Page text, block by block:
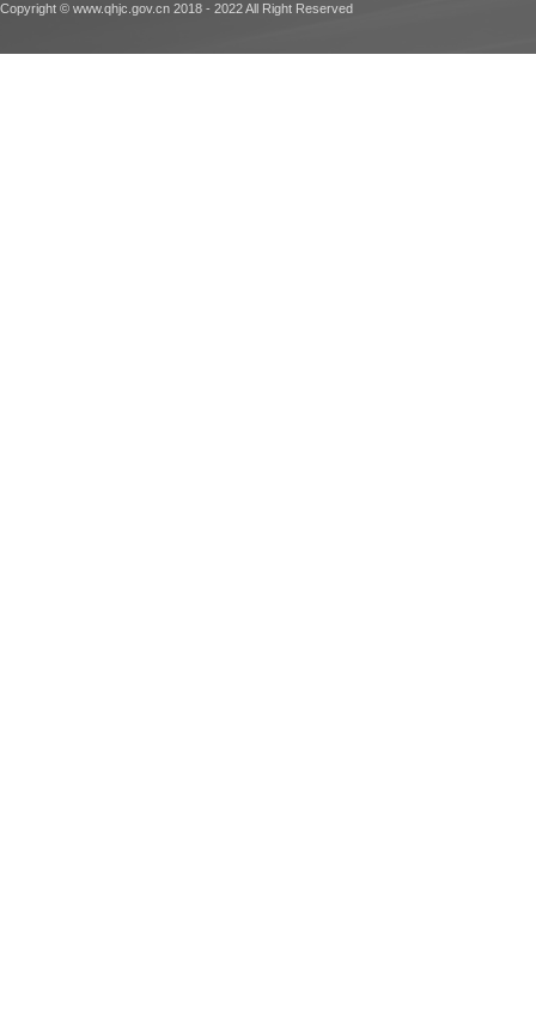
Copyright © www.qhjc.gov.cn 2018 - 2022 All Right Reserved